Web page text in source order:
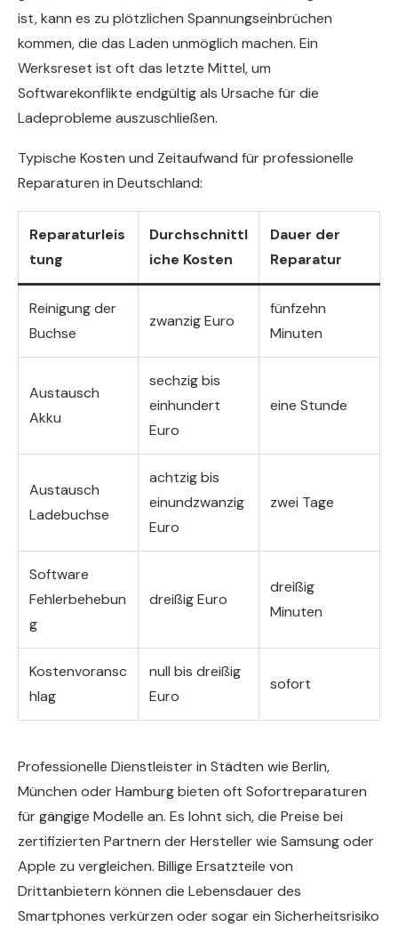
ist, kann es zu plötzlichen Spannungseinbrüchen
kommen, die das Laden unmöglich machen. Ein
Werksreset ist oft das letzte Mittel, um
Softwarekonflikte endgültig als Ursache für die
Ladeprobleme auszuschließen.
Typische Kosten und Zeitaufwand für professionelle
Reparaturen in Deutschland:
Reparaturleis
tung
Durchschnittl
iche Kosten
Dauer der
Reparatur
Reinigung der
Buchse
zwanzig Euro
fünfzehn
Minuten
Austausch
Akku
sechzig bis
einhundert
Euro
eine Stunde
Austausch
Ladebuchse
achtzig bis
einundzwanzig
Euro
zwei Tage
Software
Fehlerbehebun
g
dreißig Euro
dreißig
Minuten
Kostenvoransc
hlag
null bis dreißig
Euro
sofort
Professionelle Dienstleister in Städten wie Berlin,
München oder Hamburg bieten oft Sofortreparaturen
für gängige Modelle an. Es lohnt sich, die Preise bei
zertifizierten Partnern der Hersteller wie Samsung oder
Apple zu vergleichen. Billige Ersatzteile von
Drittanbietern können die Lebensdauer des
Smartphones verkürzen oder sogar ein Sicherheitsrisiko